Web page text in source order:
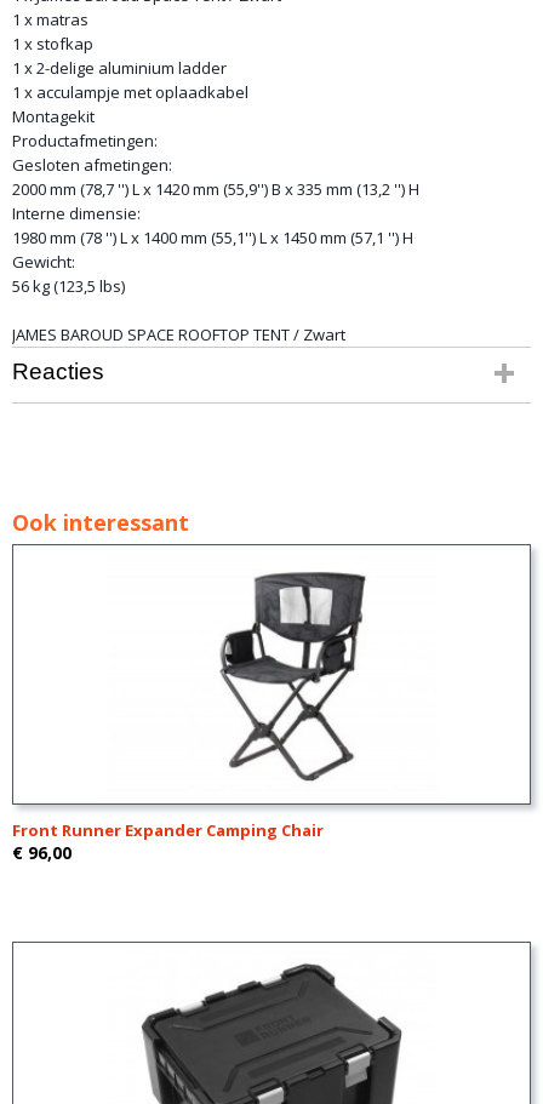
1 x matras
1 x stofkap
1 x 2-delige aluminium ladder
1 x acculampje met oplaadkabel
Montagekit
Productafmetingen:
Gesloten afmetingen:
2000 mm (78,7 '') L x 1420 mm (55,9'') B x 335 mm (13,2 '') H
Interne dimensie:
1980 mm (78 '') L x 1400 mm (55,1'') L x 1450 mm (57,1 '') H
Gewicht:
56 kg (123,5 lbs)
JAMES BAROUD SPACE ROOFTOP TENT / Zwart
Reacties
Ook interessant
Front Runner Expander Camping Chair
€ 96,00